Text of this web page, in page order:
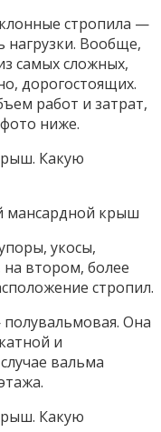
стропила —
нагрузки. Вообще,
самых сложных,
дорогостоящих.
работ и затрат,
ниже.
мансардной крыш
укосы,
втором, более
стропил.
Она
и
вальма